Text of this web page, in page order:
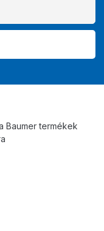
Baumer termékek